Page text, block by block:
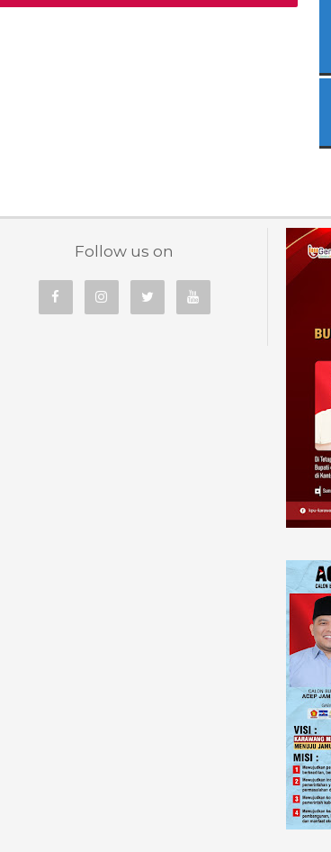
Follow us on